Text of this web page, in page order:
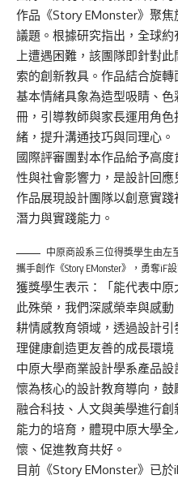
作品《Story EMonster》聚焦
議題。根據研究指出，全球
上遭遇困難，該團隊即針對
索的創新教具。作品結合旋
基本情緒具象為造型吸睛、
冊，引導教師與家長運用角
緒，提升溝通技巧與同理心。
國際評審團對本作品給予高
性與社會影響力，是設計回
作品展現設計團隊以創意實
潛力與實踐能力。
中原商設系三位得獎學生由左
攜手創作《Story EMonster》，勇奪iF
獲獎學生表示：「能代表中
此殊榮，我們深感榮幸與感
耕情感教育領域，透過設計
理健康創造更友善的成長環境
中原大學商業設計學系產品
懷為核心的設計教育導向，鼓
融合科技、人文與美學進行
能力的培育，體現中原大學
懷、促進教育共好。
目前《Story EMonster》已